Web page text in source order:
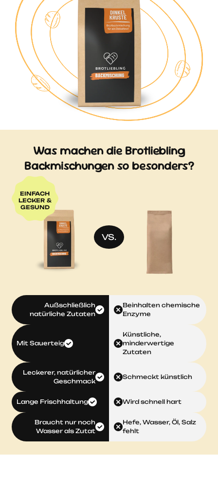
verträglich und bringt eine
natürliche Ursprünglichkeit in jedes
Laib Brot.
Was machen die Brotliebling
Backmischungen so besonders?
VS.
EINFACH
LECKER &
GESUND
Außschließlich
natürliche Zutaten
Beinhalten chemische
Enzyme
Mit Sauerteig
Künstliche,
minderwertige
Zutaten
Leckerer, natürlicher
Geschmack
Schmeckt künstlich
Lange Frischhaltung Wird schnell hart
Braucht nur noch
Wasser als Zutat
Hefe, Wasser, Öl, Salz
fehlt